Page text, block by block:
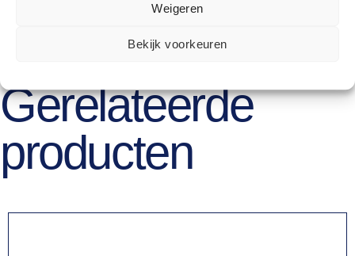
Weigeren
Bekijk voorkeuren
Gerelateerde
producten